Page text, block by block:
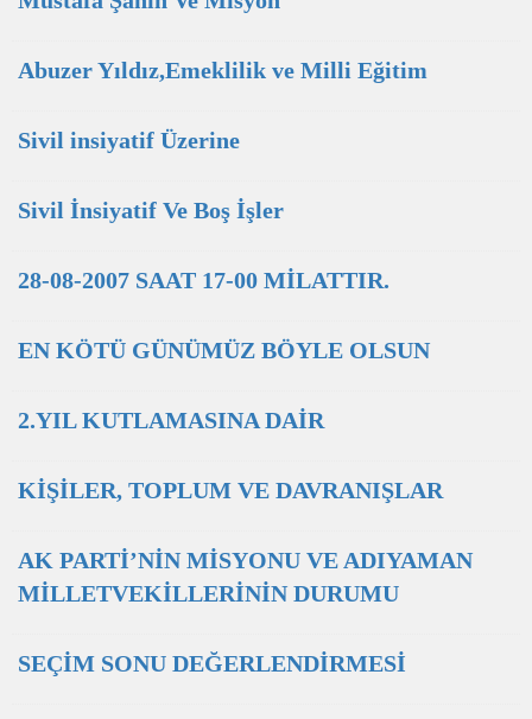
Abuzer Yıldız,Emeklilik ve Milli Eğitim
Sivil insiyatif Üzerine
Sivil İnsiyatif Ve Boş İşler
28-08-2007 SAAT 17-00 MİLATTIR.
EN KÖTÜ GÜNÜMÜZ BÖYLE OLSUN
2.YIL KUTLAMASINA DAİR
KİŞİLER, TOPLUM VE DAVRANIŞLAR
AK PARTİ’NİN MİSYONU VE ADIYAMAN
MİLLETVEKİLLERİNİN DURUMU
SEÇİM SONU DEĞERLENDİRMESİ